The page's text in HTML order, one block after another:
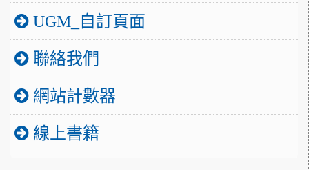
UGM_自訂頁面
聯絡我們
網站計數器
線上書籍